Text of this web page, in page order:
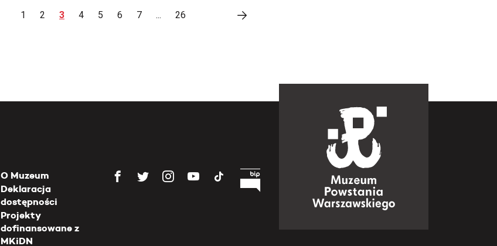
1 2 3 4 5 6 7 ... 26
O Muzeum
Deklaracja
dostępności
Projekty
dofinansowane z
MKiDN